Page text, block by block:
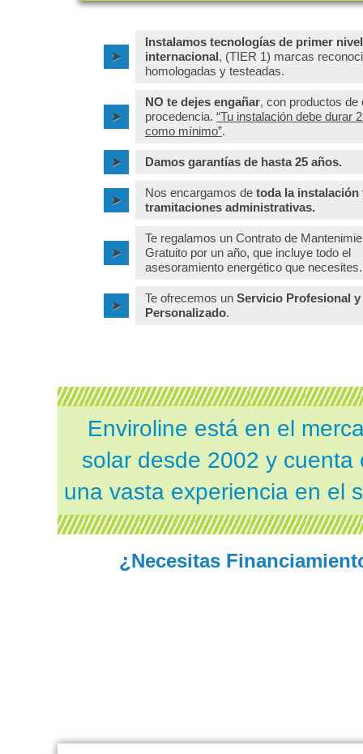
Instalamos tecnologías de primer nivel
internacional, (TIER 1) marcas
homologadas y testeadas.
NO te dejes engañar, con productos de
procedencia. “Tu instalación debe durar
como mínimo”.
Damos garantías de hasta 25 años.
Nos encargamos de toda la instalación
tramitaciones administrativas.
Te regalamos un Contrato de
Gratuito por un año, que incluye todo el
asesoramiento energético que necesites.
Te ofrecemos un Servicio Profesional y
Personalizado.
Enviroline está en el
solar desde 2002 y cuenta
una vasta experiencia en el
¿Necesitas